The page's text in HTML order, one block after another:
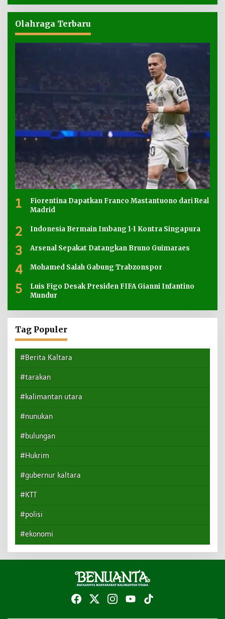
Olahraga Terbaru
1
Fiorentina Dapatkan Franco Mastantuono dari Real
Madrid
2 Indonesia Bermain Imbang 1-1 Kontra Singapura
3 Arsenal Sepakat Datangkan Bruno Guimaraes
4 Mohamed Salah Gabung Trabzonspor
5
Luis Figo Desak Presiden FIFA Gianni Infantino
Mundur
Tag Populer
#Berita Kaltara
#tarakan
#kalimantan utara
#nunukan
#bulungan
#Hukrim
#gubernur kaltara
#KTT
#polisi
#ekonomi